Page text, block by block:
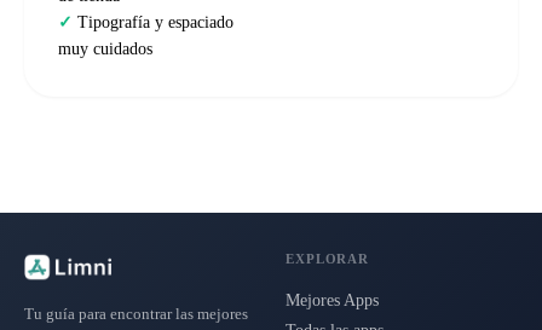
Tipografía y espaciado
muy cuidados
Tu guía para encontrar las mejores
EXPLORAR
Mejores Apps